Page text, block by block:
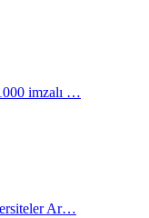
imzalı …
Ar…